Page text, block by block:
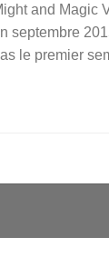
and Magic
septembre
le premier